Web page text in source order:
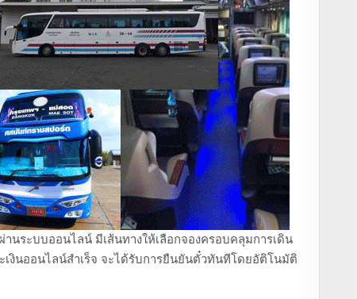
นระบบออนไลน์ มีเส้นทางให้เลือกจองครอบคลุมการเดิน
งินออนไลน์สำเร็จ จะได้รับการยืนยันตั๋วทันทีโดยอัติโนมัติ